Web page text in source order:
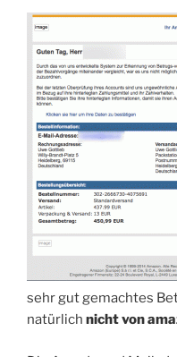
sehr gut gemachtes
natürlich nicht von